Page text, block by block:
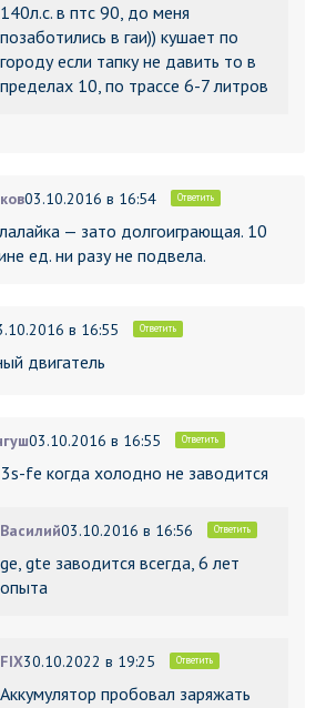
140л.с. в птс 90, до меня
позаботились в гаи)) кушает по
городу если тапку не давить то в
пределах 10, по трассе 6-7 литров
03.10.2016 в 16:54 Ответить
— зато долгоиграющая. 10
ед. ни разу не подвела.
в 16:55 Ответить
двигатель
03.10.2016 в 16:55 Ответить
3s-fe когда холодно не заводится
Василий03.10.2016 в 16:56 Ответить
ge, gte заводится всегда, 6 лет
опыта
FIX30.10.2022 в 19:25 Ответить
Аккумулятор пробовал заряжать